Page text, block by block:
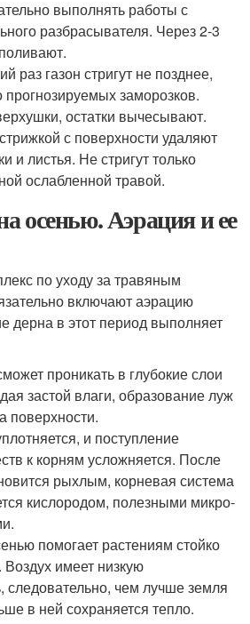
выполнять работы с
разбрасывателя. Через 2-3
раз газон стригут не позднее,
заморозков.
остатки вычесывают.
с поверхности удаляют
и листья. Не стригут только
ослабленной травой.
осенью. Аэрация и ее
по уходу за травяным
включают аэрацию
дерна в этот период выполняет
проникать в глубокие слои
застой влаги, образование луж
поверхности.
и поступление
к корням усложняется. После
рыхлым, корневая система
кислородом, полезными микро-
помогает растениям стойко
имеет низкую
следовательно, чем лучше земля
в ней сохраняется тепло.